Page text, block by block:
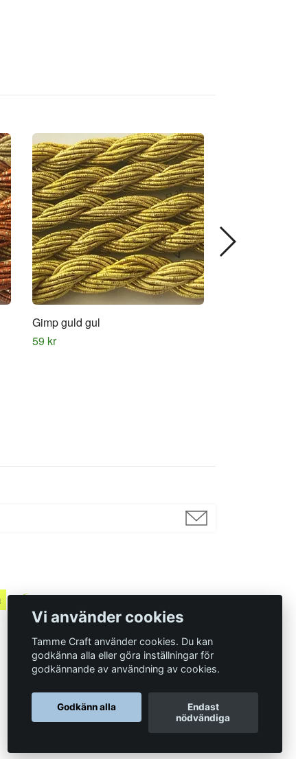
Gimp guld gul
59 kr
Organisationsnummer
Vi använder cookies
Tamme Craft använder cookies. Du kan
godkänna alla eller göra inställningar för
godkännande av användning av cookies.
Godkänn alla
Endast
nödvändiga